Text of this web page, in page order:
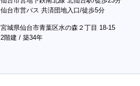
仙台市営バス 共済団地入口/徒歩5分
宮城県仙台市青葉区水の森２丁目 18-15
2階建 / 築34年